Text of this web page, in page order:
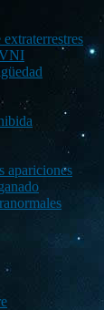
apariciones